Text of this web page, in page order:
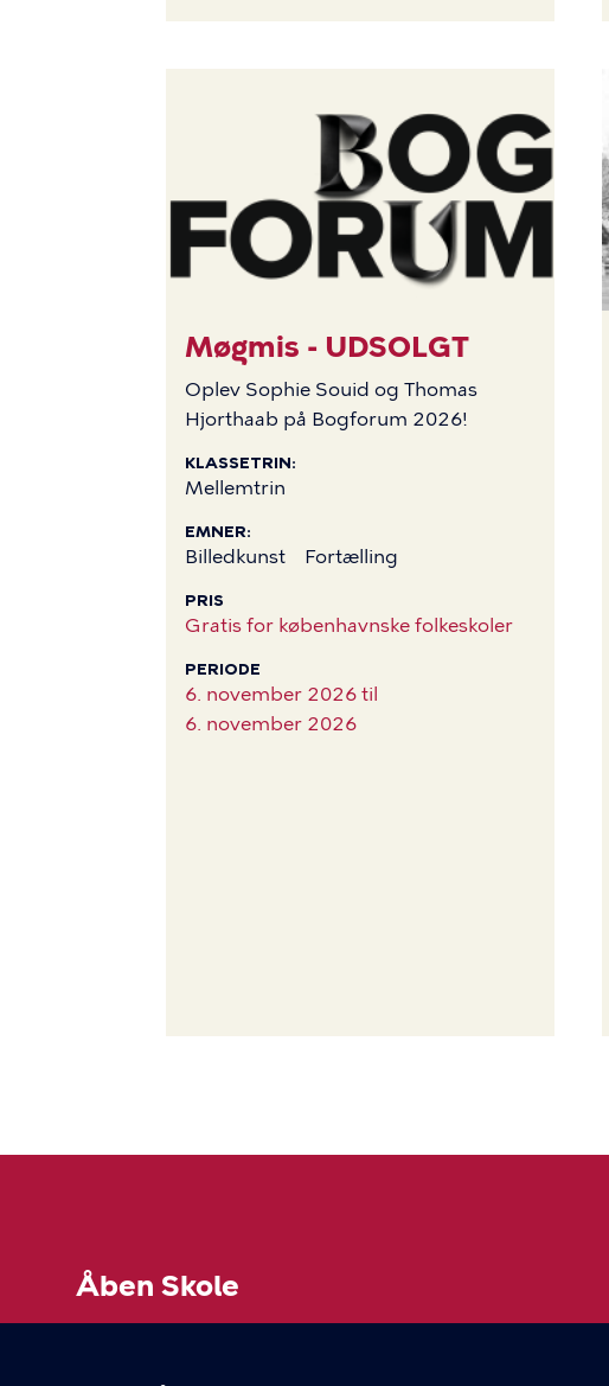
Møgmis - UDSOLGT
Oplev Sophie Souid og Thomas
Hjorthaab på Bogforum 2026!
KLASSETRIN
Mellemtrin
EMNER
Billedkunst Fortælling
PRIS
Gratis for københavnske folkeskoler
PERIODE
6. november 2026 til
6. november 2026
Åben Skole